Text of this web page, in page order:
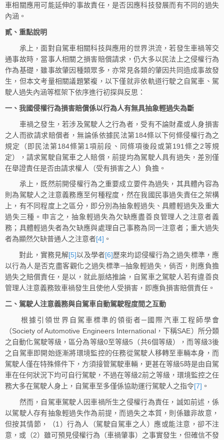
車相關應用可能延伸的事故責任，是否因應科技發展而有不同的過失
內涵。
貳、重點說明
承上，面對自駕車相關科技與應用的世界洪流，若發生車禍等交
通事故時，當事人相關之損害賠償請求，仍大多以民法上之侵權行為
作為基礎，雖事故肇因種類眾多，亦常見各類的肇因共同造成事故發
生，但本文考量相關議題繁複，以下僅就非依軌道行駛之自駕車、駕
駛人過失內涵等框架下依序進行初探與反思：
一、我國侵權行為損害賠償係以行為人有無具抽象輕過失為斷
車禍之發生，若涉及駕駛人之行為者，受有不論財產或人身損害
之人而欲請求賠償者，無論係依據民法第184條以下何條侵權行為之
規定（即民法第184條第1項前段、同條項後段或第191條之2等規
定），請求駕駛自駕車之人賠償，前提均為駕駛人具有過失，差別僅
在舉證責任是否由請求權人（受有損害之人）負擔。
承上，既然前開侵權行為之重要成立要件為過失，其具體內容為
則為駕駛人之注意義務應至何種程度，然在我國民事過失責任之架構
上，有不同程度上之區分，即分別為抽象輕過失、具體輕過失及重大
過失三種。申言之，抽象輕過失為欠缺應盡善良管理人之注意者義
務；具體輕過失者為欠缺應與處理自己事務為同一注意者；重大過失
者為顯然欠缺普通人之注意者[4] 。
對此，實務見解[5]以及學者[6]歷來均認侵權行為之過失標準，應
以行為人是否克盡客觀化之過失標準─抽象輕過失，倘否，則應負擔
過失之賠償責任，是以，就此脈絡推論，自駕車之駕駛人若有違善良
管理人注意義務致車禍發生且使他人受損害，即應負損害賠償責任。
二、駕駛人注意義務與自駕車自動駕駛程度間之互動
根據引領世界自駕車標準的領銜者─國際汽車工程師學會
（Society of Automotive Engineers International，下稱SAE）所分類
之自動化駕駛等級，區分為等級0至等級5（共6個等級），而等級3後
之自駕車即開始逐漸將環境監控的任務從駕駛人移轉至車輛本身，而
駕駛人僅在特殊條件下，方須接管駕駛車輛，更甚在等級5時是由自駕
車在任何狀況下均可自行駕駛，不過在等級2前之等級，環境監控之任
務大多在駕駛人身上，自駕車至多僅係協助運行駕駛人之指令[7] 。
然而，自駕車駕駛人因車禍所生之侵權行為責任，誠如前述，係
以駕駛人存有抽象輕過失作為前提，而過失之本質，則係雖非故意，
但按其情節，（1）行為人（駕駛自駕車之人）應或能注意，卻不注
意，或（2）雖可預見侵權行為（車禍肇事）之事實發生，但確信不發